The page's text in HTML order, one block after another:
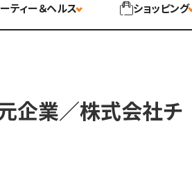
ティー＆ヘルス ショッピング
企業／株式会社チ